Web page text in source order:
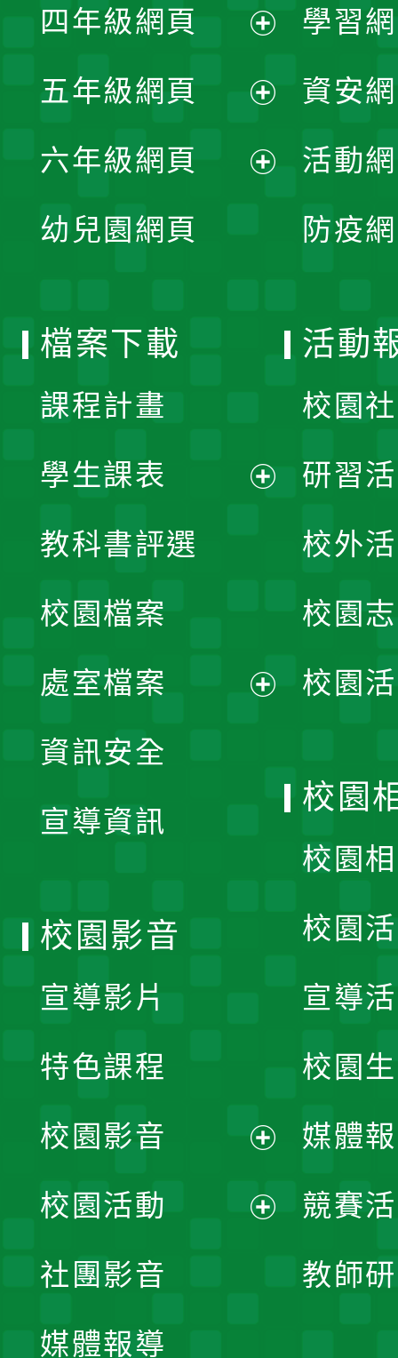
單
選
單
開
選
單
四年級網頁
開
選
五年級網頁
開
六年級網頁
幼兒園網頁
學習
資安
活動
防疫
檔案下載
課程計畫
學生課表
單
教科書評選
校園檔案
處室檔案
資訊安全
宣導資訊
活動
校園
研習
校外
校園
校園
校園
校園
校園
宣導
校園
媒體
競賽
教師
校園影音
宣導影片
特色課程
校園影音
開
校園活動
社團影音
媒體報導